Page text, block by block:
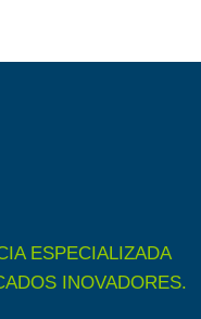
ESPECIALIZADA
INOVADORES.